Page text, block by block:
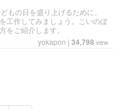
もの日を盛り上げるために、
工作してみましょう。こいのぼ
をご紹介します。
yokapon | 34,798 view